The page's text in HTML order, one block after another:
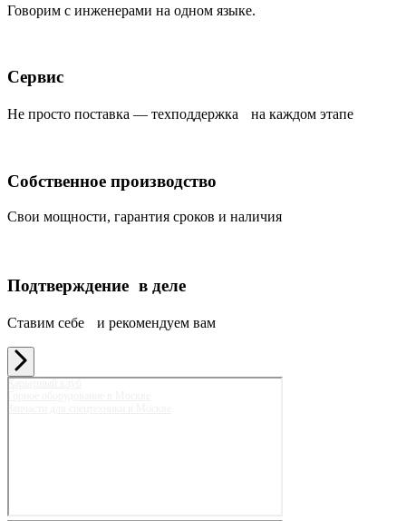
Говорим с инженерами на одном языке.
Сервис
Не просто поставка — техподдержка на каждом этапе
Собственное производство
Свои мощности, гарантия сроков и наличия
Подтверждение в деле
Ставим себе и рекомендуем вам